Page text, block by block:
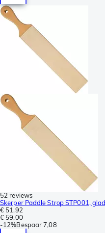
52 reviews
Skerper Paddle Strop STP001,
€ 51,92
€ 59,00
-12%Bespaar 7,08